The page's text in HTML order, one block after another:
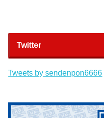
Twitter
Tweets by sendenpon6666